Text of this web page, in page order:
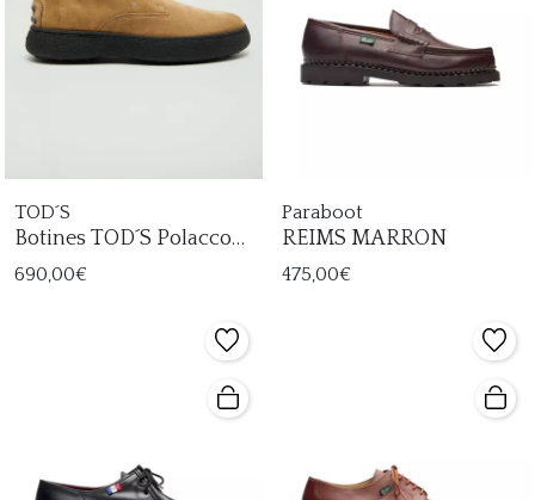
TOD´S
Botines TOD´S Polacco
Gomino Hombre
690,00€
Paraboot
REIMS MARRON
475,00€